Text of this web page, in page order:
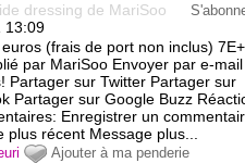
dressing de MariSoo
13:09
(frais de port non inclus) 7E+
par MariSoo Envoyer par e-mail
Partager sur Twitter Partager sur
Partager sur Google Buzz
Enregistrer un
plus récent Message plus...
Ajouter à ma penderie